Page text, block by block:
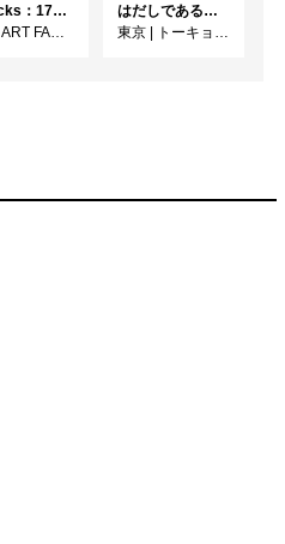
「Bricks：17人のかたち」
ART FACTORY城南島
はだしであるく [トーキョーアーツアンドスペースレジデンス2026 成果発表展 ]
東京
トーキョーアーツアンドスペース本郷